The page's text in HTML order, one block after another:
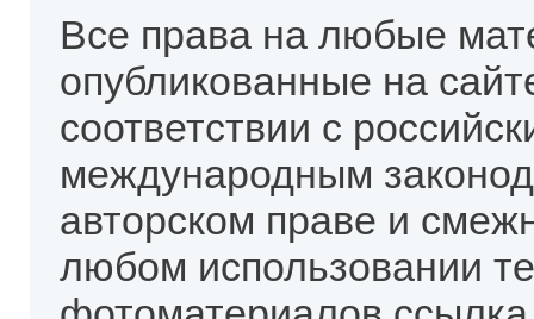
Все права на любые
опубликованные на
соответствии с
международным
авторском праве и
любом использовании